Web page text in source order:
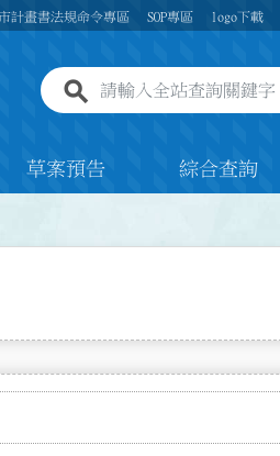
計畫書法規命令專區 SOP專區 logo下載
全站查詢關鍵字欄位
草案預告 綜合查詢